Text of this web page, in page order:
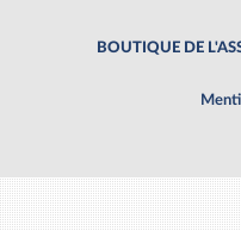
BOUTIQUE DE